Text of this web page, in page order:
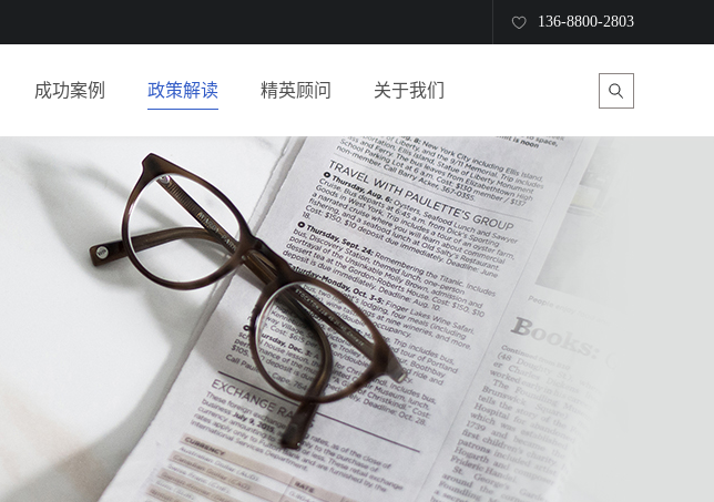
136-8800-2803
成功案例 政策解读 精英顾问 关于我们